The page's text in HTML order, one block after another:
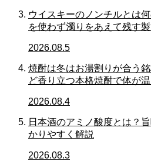
ウイスキーのノンチルとは
を使わず濁りをあえて残す
2026.08.5
焼酎は冬はお湯割りが合う
ど香り立つ本格焼酎で体が
2026.08.4
日本酒のアミノ酸度とは？
かりやすく解説
2026.08.3